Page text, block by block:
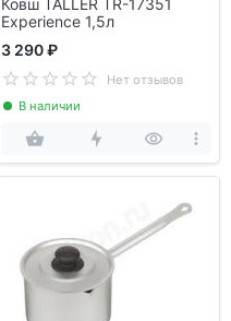
Experience 1,5л
3 290 ₽
Нет отзывов
В наличии